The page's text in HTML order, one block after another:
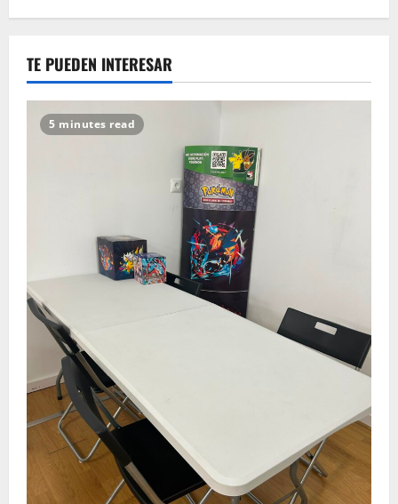
TE PUEDEN INTERESAR
5 minutes read